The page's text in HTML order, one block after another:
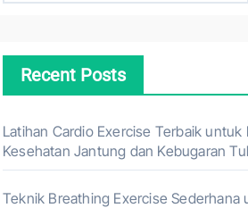
Recent Posts
Latihan Cardio Exercise Terbaik untuk
Kesehatan Jantung dan Kebugaran
Teknik Breathing Exercise Sederhana